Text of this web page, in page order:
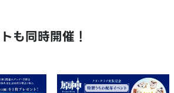
も同時開催！